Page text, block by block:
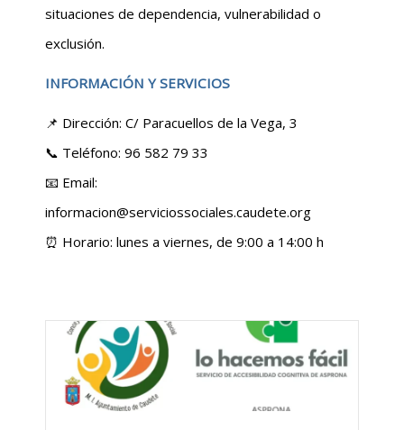
situaciones de dependencia, vulnerabilidad o
exclusión.
INFORMACIÓN Y SERVICIOS
📌 Dirección: C/ Paracuellos de la Vega, 3
📞 Teléfono: 96 582 79 33
📧 Email:
informacion@serviciossociales.caudete.org
⏰ Horario: lunes a viernes, de 9:00 a 14:00 h